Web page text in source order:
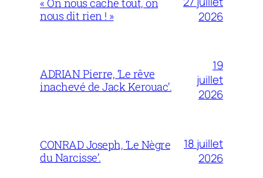
« On nous cache tout, on
nous dit rien ! »
2026
ADRIAN Pierre, ‘Le rêve
inachevé de Jack Kerouac’.
19
juillet
2026
CONRAD Joseph, ‘Le Nègre
du Narcisse’.
18 juillet
2026